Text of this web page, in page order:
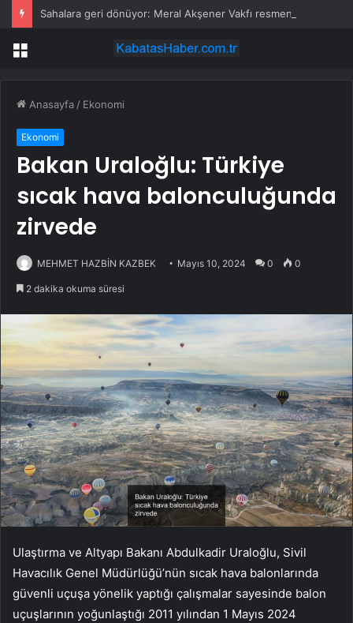
Menü
Anasayfa / Ekonomi
Ekonomi
Bakan Uraloğlu: Türkiye
sıcak hava balonculuğunda
zirvede
MEHMET HAZBİN KAZBEK Mayıs 10, 2024 0 0
2 dakika okuma süresi
Ulaştırma ve Altyapı Bakanı Abdulkadir Uraloğlu, Sivil
Havacılık Genel Müdürlüğü’nün sıcak hava balonlarında
güvenli uçuşa yönelik yaptığı çalışmalar sayesinde balon
uçuşlarının yoğunlaştığı 2011 yılından 1 Mayıs 2024